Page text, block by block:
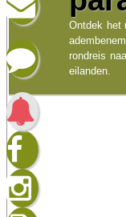
Naam:
E-mail:
Ontdek het
rondreis
eilanden.